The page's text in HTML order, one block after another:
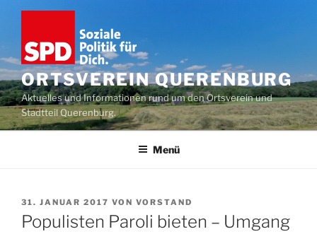
Zum
springen
ORTSVEREIN QUERENBURG
Aktuelles und Informationen rund um den Ortsverein und
Stadtteil Querenburg.
Menü
VERÖFFENTLICHT
AM
31. JANUAR 2017 VON VORSTAND
Populisten Paroli bieten – Umgang